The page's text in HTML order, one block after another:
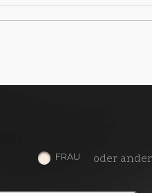
FRAU oder